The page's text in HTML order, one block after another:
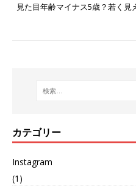
見た目年齢マイナス5歳？若く見
カテゴリー
Instagram
(1)